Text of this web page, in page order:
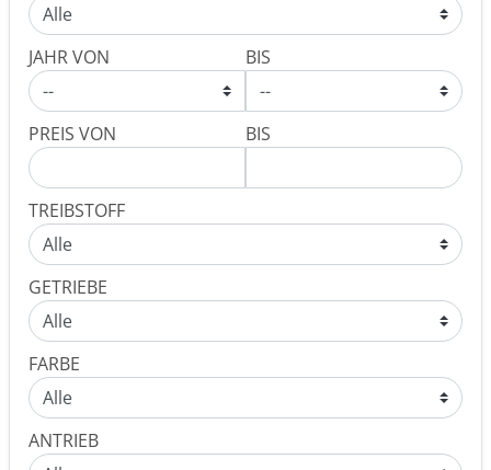
JAHR VON BIS
PREIS VON BIS
TREIBSTOFF
GETRIEBE
FARBE
ANTRIEB